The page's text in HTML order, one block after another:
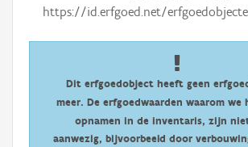
Persoon of collectief
Downloads
https://id.erfgoed.net/
Dit erfgoedobject heeft geen
meer. De erfgoedwaarden waarom we
opnamen in de inventaris, zijn
aanwezig, bijvoorbeeld door